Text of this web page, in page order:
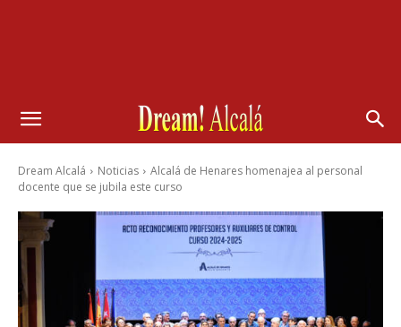
Dream Alcalá Noticias
Alcalá de Henares homenajea al personal
docente que se jubila este curso